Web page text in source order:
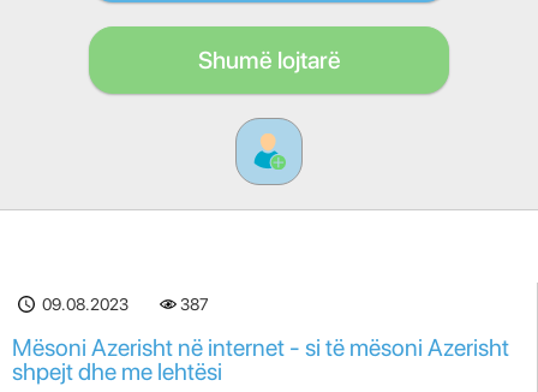
Shumë lojtarë
09.08.2023 387
Mësoni Azerisht në internet - si të mësoni Azerisht
shpejt dhe me lehtësi